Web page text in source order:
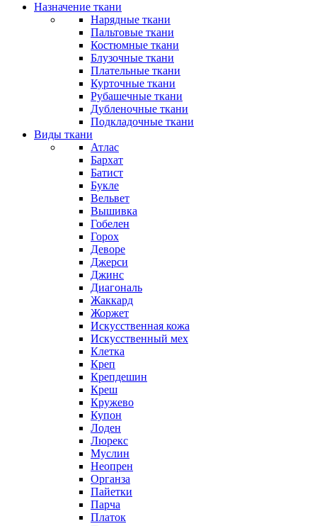
Назначение ткани
Нарядные ткани
Пальтовые ткани
Костюмные ткани
Блузочные ткани
Плательные ткани
Курточные ткани
Рубашечные ткани
Дубленочные ткани
Подкладочные ткани
Виды ткани
Атлас
Бархат
Батист
Букле
Вельвет
Вышивка
Гобелен
Горох
Деворе
Джерси
Джинс
Диагональ
Жаккард
Жоржет
Искусственная кожа
Искусственный мех
Клетка
Креп
Крепдешин
Креш
Кружево
Купон
Лоден
Люрекс
Муслин
Неопрен
Органза
Пайетки
Парча
Платок